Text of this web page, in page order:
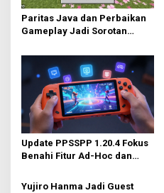
Paritas Java dan Perbaikan
Gameplay Jadi Sorotan
26.40
Update PPSSPP 1.20.4 Fokus
Benahi Fitur Ad-Hoc dan
GPU Baru
Yujiro Hanma Jadi Guest